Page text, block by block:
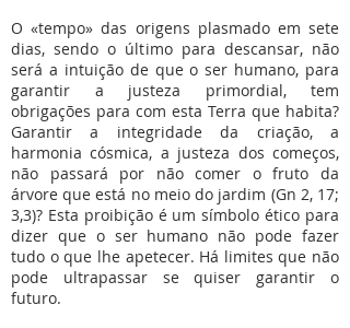
O «tempo» das origens plasmado em sete
dias, sendo o último para descansar, não
será a intuição de que o ser humano, para
garantir a justeza primordial, tem
obrigações para com esta Terra que habita?
Garantir a integridade da criação, a
harmonia cósmica, a justeza dos começos,
não passará por não comer o fruto da
árvore que está no meio do jardim (Gn 2, 17;
3,3)? Esta proibição é um símbolo ético para
dizer que o ser humano não pode fazer
tudo o que lhe apetecer. Há limites que não
pode ultrapassar se quiser garantir o
futuro.